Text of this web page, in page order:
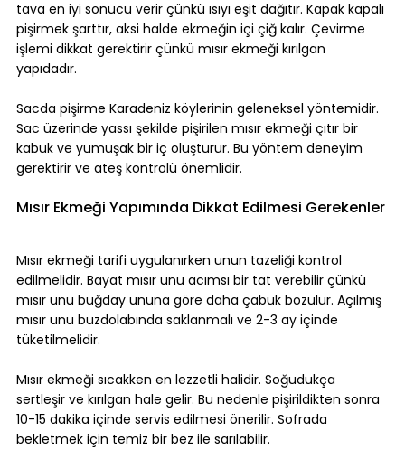
tava en iyi sonucu verir çünkü ısıyı eşit dağıtır. Kapak kapalı
pişirmek şarttır, aksi halde ekmeğin içi çiğ kalır. Çevirme
işlemi dikkat gerektirir çünkü mısır ekmeği kırılgan
yapıdadır.
Sacda pişirme Karadeniz köylerinin geleneksel yöntemidir.
Sac üzerinde yassı şekilde pişirilen mısır ekmeği çıtır bir
kabuk ve yumuşak bir iç oluşturur. Bu yöntem deneyim
gerektirir ve ateş kontrolü önemlidir.
Mısır Ekmeği Yapımında Dikkat Edilmesi Gerekenler
Mısır ekmeği tarifi uygulanırken unun tazeliği kontrol
edilmelidir. Bayat mısır unu acımsı bir tat verebilir çünkü
mısır unu buğday ununa göre daha çabuk bozulur. Açılmış
mısır unu buzdolabında saklanmalı ve 2-3 ay içinde
tüketilmelidir.
Mısır ekmeği sıcakken en lezzetli halidir. Soğudukça
sertleşir ve kırılgan hale gelir. Bu nedenle pişirildikten sonra
10-15 dakika içinde servis edilmesi önerilir. Sofrada
bekletmek için temiz bir bez ile sarılabilir.